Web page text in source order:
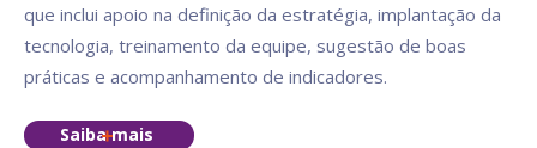
que inclui apoio na definição da estratégia, implantação da
tecnologia, treinamento da equipe, sugestão de boas
práticas e acompanhamento de indicadores.
Saiba mais